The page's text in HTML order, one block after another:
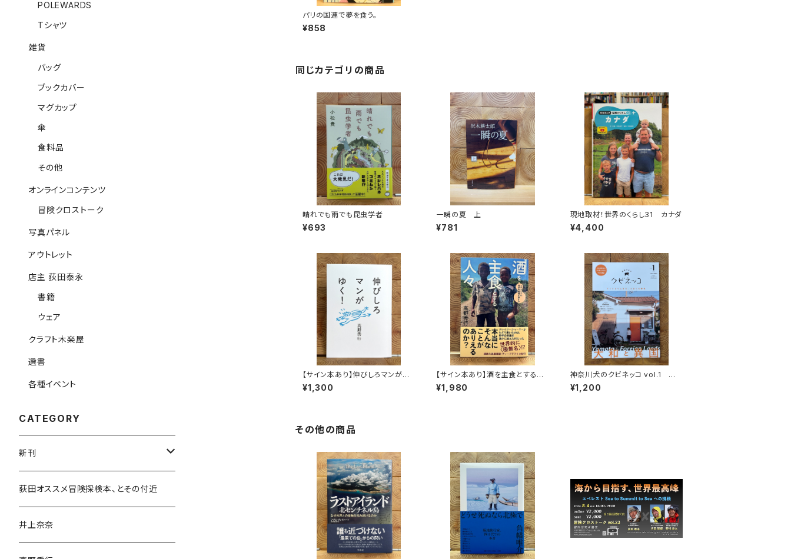
パリの国連で夢を食う。
¥858
同じカテゴリの商品
晴れでも雨でも昆虫学者
¥693
一瞬の夏 上
¥781
現地取材！世界のくらし31 カナダ
¥4,400
【サイン本あり】伸びしろマンがゆ
く！
¥1,300
【サイン本あり】酒を主食とする
人々 エチオピアの科学的秘境を
旅する
¥1,980
神奈川犬のクビネッコ vol.1 特
集：大和と異国
¥1,200
その他の商品
POLEWARDS
Tシャツ
雑貨
バッグ
ブックカバー
マグカップ
傘
食料品
その他
オンラインコンテンツ
冒険クロストーク
写真パネル
アウトレット
店主 荻田泰永
書籍
ウェア
クラフト木楽屋
選書
各種イベント
CATEGORY
新刊
和書
文学・小説・物語
随筆・ノンフィクション・その他
荻田オススメ冒険探検本、とその付近
井上奈奈